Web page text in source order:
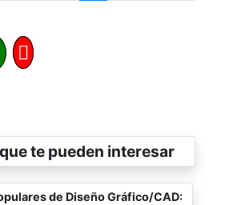
te pueden interesar
de Diseño Gráfico/CAD: